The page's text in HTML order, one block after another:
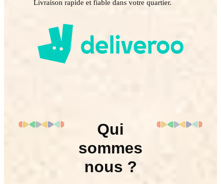
Livraison rapide et fiable dans votre quartier.
Qui
sommes
nous ?